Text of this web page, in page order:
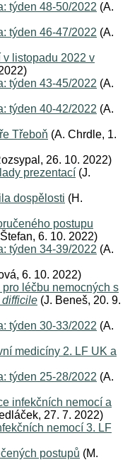
týden 48-50/2022 (A.
týden 46-47/2022 (A.
v listopadu 2022 v
týden 43-45/2022 (A.
týden 40-42/2022 (A.
Třeboň (A. Chrdle, 1.
26. 10. 2022)
prezentací (J.
dospělosti (H.
postupu
6. 10. 2022)
týden 34-39/2022 (A.
6. 10. 2022)
léčbu nemocných s
(J. Beneš, 20. 9.
týden 30-33/2022 (A.
medicíny 2. LF UK a
týden 25-28/2022 (A.
infekčních nemocí a
27. 7. 2022)
nemocí 3. LF
postupů (M.